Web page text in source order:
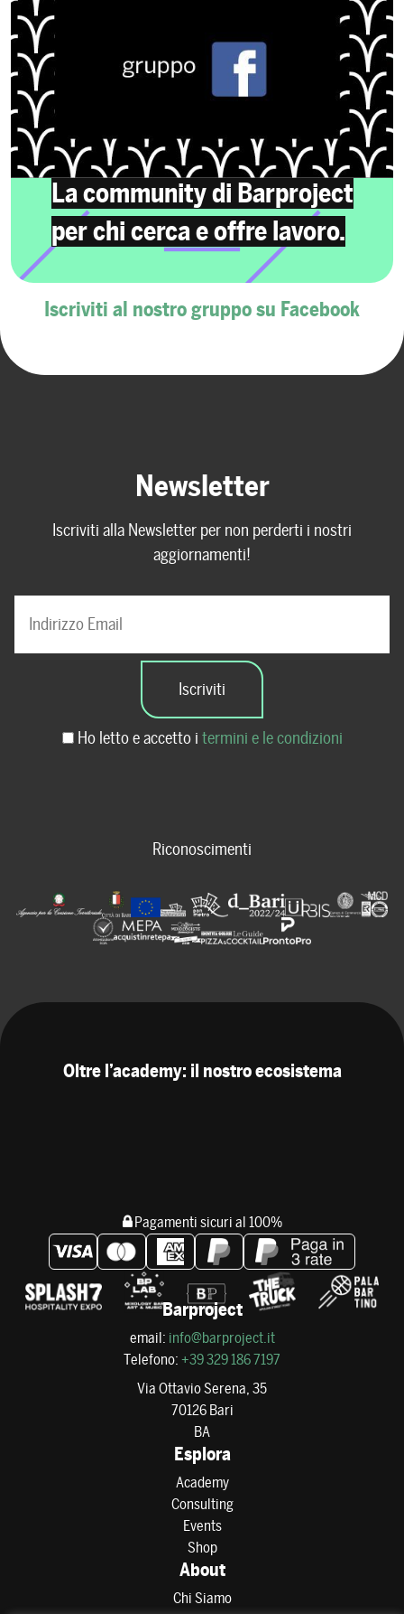
La community di Barproject
per chi cerca e offre lavoro.
Iscriviti al nostro gruppo su Facebook
Newsletter
Iscriviti alla Newsletter per non perderti i nostri
aggiornamenti!
Ho letto e accetto i termini e le condizioni
Riconoscimenti
Oltre l’academy: il nostro ecosistema
Pagamenti sicuri al 100%
Barproject
email: info@barproject.it
Telefono: +39 329 186 7197
Via Ottavio Serena, 35
70126 Bari
BA
Esplora
Academy
Consulting
Events
Shop
About
Chi Siamo